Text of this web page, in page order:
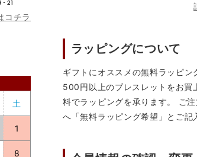
コチラ
土
1
8
ラッピングについて
ギフトにオススメの無料ラッピン
500円以上のブレスレットをお買
料でラッピングを承ります。 ご
へ「無料ラッピング希望」とご記